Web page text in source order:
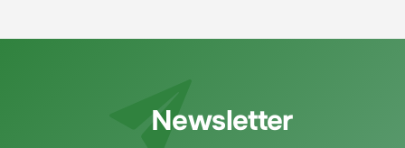
Newsletter